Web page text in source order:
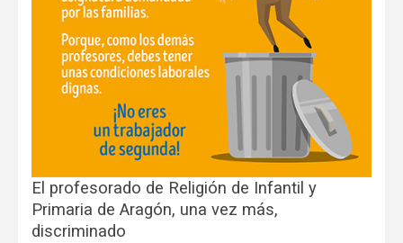
El profesorado de Religión de Infantil y
Primaria de Aragón, una vez más,
discriminado